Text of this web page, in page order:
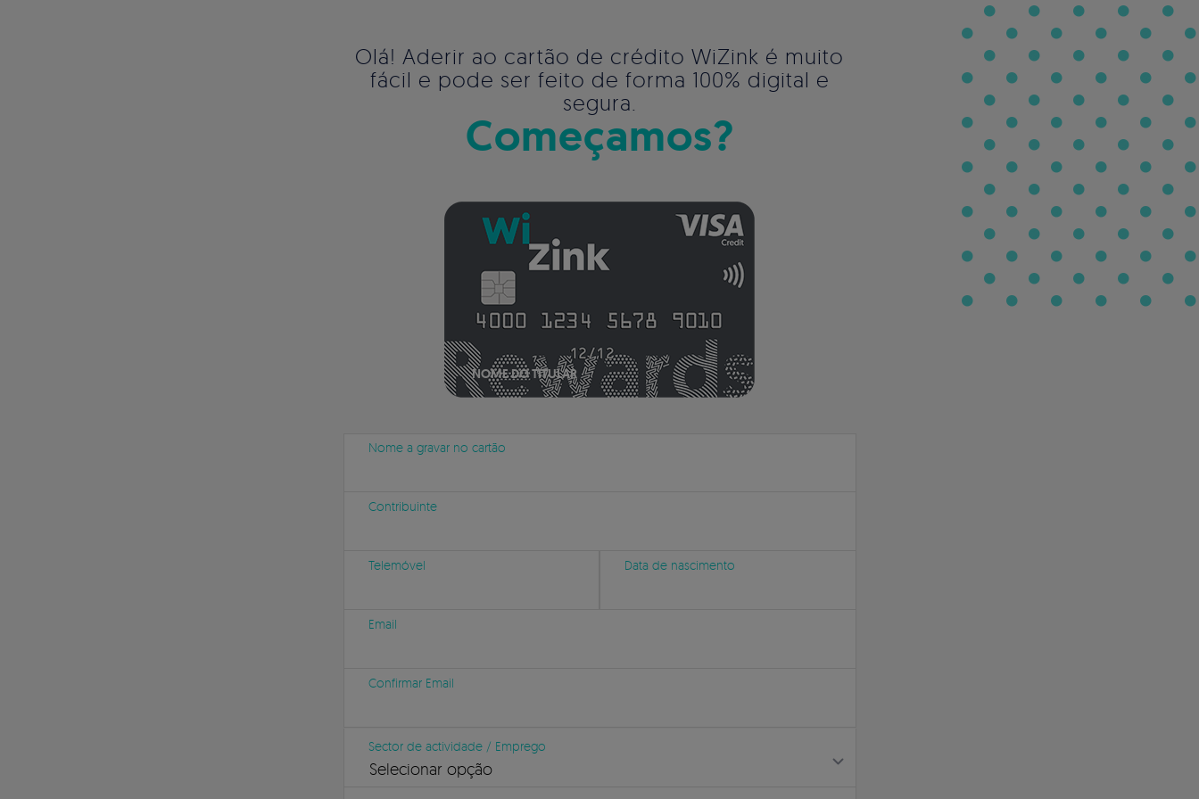
Olá! Aderir ao cartão de crédito WiZink é muito
fácil e pode ser feito de forma 100% digital e
segura.
Começamos?
NOME DO TITULAR
Nome a gravar no cartão
Contribuinte
Telemóvel Data de nascimento
Email
Confirmar Email
Sector de actividade / Emprego
Selecionar opção